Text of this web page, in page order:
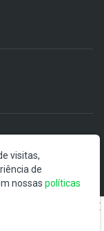
jornalístico, que
Nossas
boletins
como uma
visitas,
de
nossas políticas